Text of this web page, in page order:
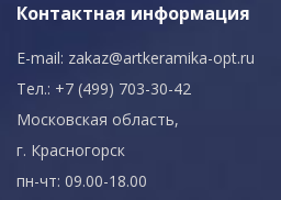
Контактная информация
E-mail: zakaz@artkeramika-opt.ru
Тел.: +7 (499) 703-30-42
Московская область,
г. Красногорск
пн-чт: 09.00-18.00